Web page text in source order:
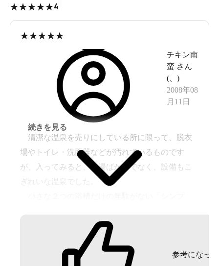
★★★★★4
★★★★★
チキン南
蛮 さん
(
)
2008年08
月11日
清潔な温泉を売りにしている所に限って、脱衣
場やトイレ・洗面器などが汚れているものです
が、入ってみると、お湯ばかりでなく、設備もこ
ぎれいな温泉でした。
湯温がちょっと高めなので、長く浸かっていら
れないのが残念でした。
続きを見る
参考になった